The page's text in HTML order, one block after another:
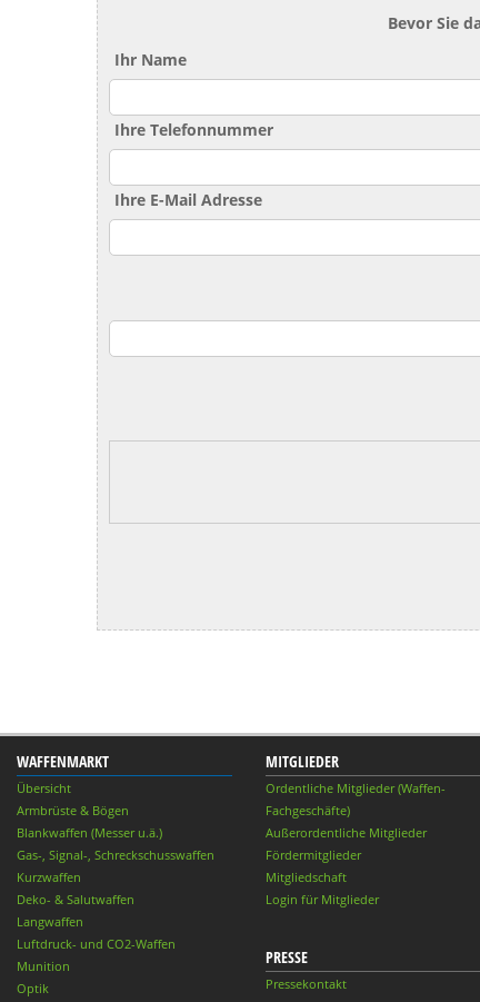
Bevor Sie
Ihr Name
Ihre Telefonnummer
Ihre E-Mail Adresse
WAFFENMARKT
Übersicht
Armbrüste & Bögen
Blankwaffen (Messer u.ä.)
Gas-, Signal-, Schreckschusswaffen
Kurzwaffen
Deko- & Salutwaffen
Langwaffen
Luftdruck- und CO2-Waffen
Munition
Optik
MITGLIEDER
Ordentliche Mitglieder (Waffen-
Fachgeschäfte)
Außerordentliche Mitglieder
Fördermitglieder
Mitgliedschaft
Login für Mitglieder
PRESSE
Pressekontakt